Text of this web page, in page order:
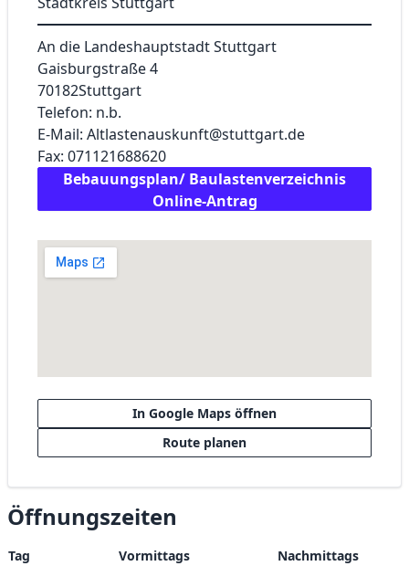
An die Landeshauptstadt Stuttgart
Gaisburgstraße 4
70182Stuttgart
Telefon: n.b.
E-Mail: Altlastenauskunft@stuttgart.de
Fax: 071121688620
Bebauungsplan/ Baulastenverzeichnis
Online-Antrag
In Google Maps öffnen
Route planen
Öffnungszeiten
Tag Vormittags
Nachmittags